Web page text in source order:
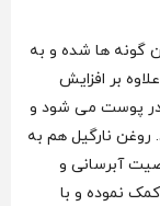
گونه ها شده و به
بر افزایش
پوست می شود و
نارگیل هم به
آبرسانی و
نموده و با